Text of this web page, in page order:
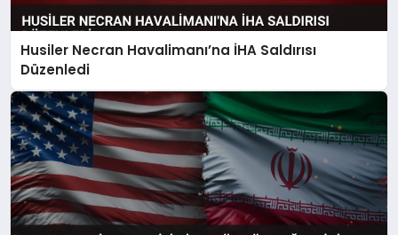
Husiler Necran Havalimanı’na İHA Saldırısı
Düzenledi